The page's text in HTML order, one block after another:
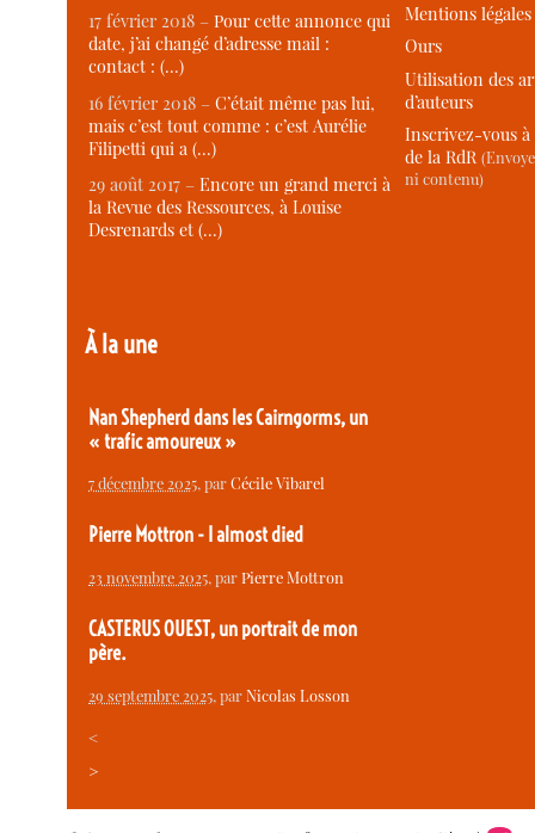
17 février 2018 –Pour cette annonce qui
date, j’ai changé d’adresse mail :
contact : (…)
16 février 2018 –C’était même pas lui,
mais c’est tout comme : c’est Aurélie
Filipetti qui a (…)
29 août 2017 –Encore un grand merci à
la Revue des Ressources, à Louise
Desrenards et (…)
À la une
Nan Shepherd dans les Cairngorms, un
« trafic amoureux »
7 décembre 2025, parCécile Vibarel
Pierre Mottron - I almost died
23 novembre 2025, parPierre Mottron
CASTERUS OUEST, un portrait de mon
père.
29 septembre 2025, parNicolas Losson
<
>
Mentions légales
Ours
Utilisation des
d’auteurs
Inscrivez-vous
de la RdR
ni contenu)